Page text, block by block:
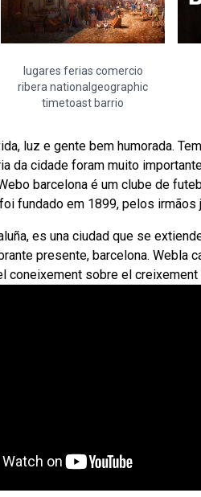
lugares ferias comercio
ribera nationalgeographic
timetoast barrio
luz e gente bem humorada.
da cidade foram muito
barcelona é um clube de
fundado em 1899, pelos irmãos
es una ciudad que se
presente, barcelona. Webla
coneixement sobre el